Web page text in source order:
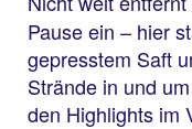
Pause ein – hier
gepresstem Saft
Strände in und
den Highlights im